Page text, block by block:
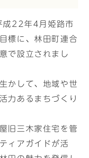
成22年4月姫路市
標に、林田町連合
で設立されまし
かして、地域や世
力あるまちづくり
旧三木家住宅を管
ィアガイドが活